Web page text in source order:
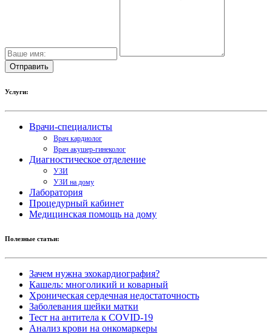
Услуги:
Врачи-специалисты
Врач кардиолог
Врач акушер-гинеколог
Диагностическое отделение
УЗИ
УЗИ на дому
Лаборатория
Процедурный кабинет
Медицинская помощь на дому
Полезные статьи:
Зачем нужна эхокардиография?
Кашель: многоликий и коварный
Хроническая сердечная недостаточность
Заболевания шейки матки
Тест на антитела к COVID-19
Анализ крови на онкомаркеры